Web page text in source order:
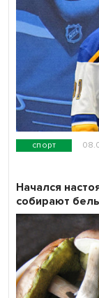
спорт
Начался
собирают